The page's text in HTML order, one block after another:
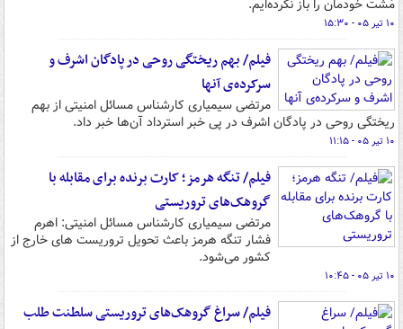
مُشت خودمان را باز نکرده‌ایم.
۱۰ تیر ۰۵ - ۱۵:۳۰
فیلم/ بهم ریختگی روحی در پادگان اشرف و
سرکرده‌ی آنها
مرتضی سیمیاری کارشناس مسائل امنیتی از بهم
ریختگی روحی در پادگان اشرف در پی خبر استرداد آن‌ها خبر داد.
۱۰ تیر ۰۵ - ۱۱:۱۵
فیلم/ تنگه هرمز؛ کارت برنده برای مقابله با
گروهک‌های تروریستی
مرتضی سیمیاری کارشناس مسائل امنیتی: اهرم
فشار تنگه هرمز باعث تحویل تروریست های خارج از
کشور می‌شود.
۱۰ تیر ۰۵ - ۱۰:۴۵
فیلم/ سراغ گروهک‌های تروریستی سلطنت طلب